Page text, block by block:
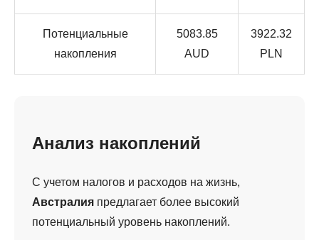
Потенциальные
накопления
5083.85
AUD
3922.32
PLN
Анализ накоплений
С учетом налогов и расходов на жизнь,
Австралия предлагает более высокий
потенциальный уровень накоплений.